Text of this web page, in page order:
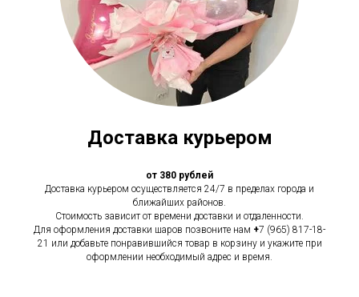
Доставка курьером
от 380 рублей
Доставка курьером осуществляется 24/7 в пределах города и
ближайших районов.
Стоимость зависит от времени доставки и отдаленности.
Для оформления доставки шаров позвоните нам +7 (965) 817-18-
21 или добавьте понравившийся товар в корзину и укажите при
оформлении необходимый адрес и время.